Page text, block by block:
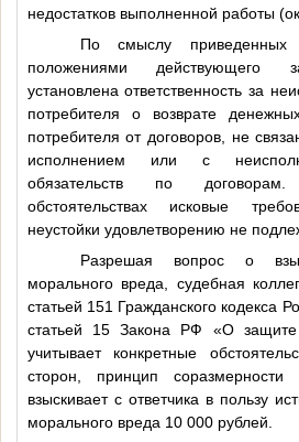
недостатков выполненной работы
По смыслу
положениями действующего
установлена ответственность за
потребителя о возврате
потребителя от договоров, не
исполнением или с
обязательств по
обстоятельствах исковые
неустойки удовлетворению не
Разрешая вопрос о
морального вреда, судебная
статьей 151 Гражданского кодекса
статьей 15 Закона РФ «О защите
учитывает конкретные
сторон, принцип
взыскивает с ответчика в пользу
морального вреда 10 000 рублей.